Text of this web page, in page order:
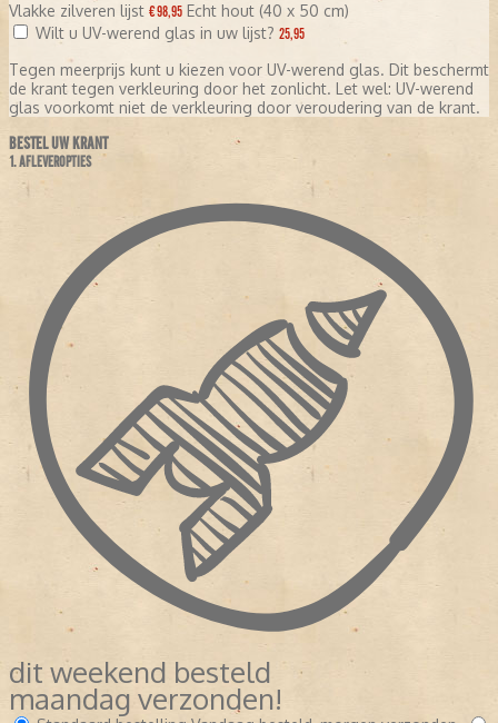
Vlakke zilveren lijst € 98,95 Echt hout (40 x 50 cm)
Wilt u UV-werend glas in uw lijst? 25,95
Tegen meerprijs kunt u kiezen voor UV-werend glas. Dit beschermt
de krant tegen verkleuring door het zonlicht. Let wel: UV-werend
glas voorkomt niet de verkleuring door veroudering van de krant.
BESTEL UW KRANT
1. AFLEVEROPTIES
dit weekend besteld
maandag verzonden!